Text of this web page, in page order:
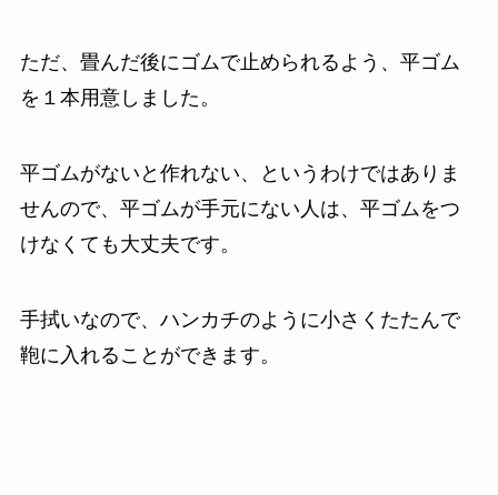
ただ、畳んだ後にゴムで止められるよう、平ゴム
を１本用意しました。
平ゴムがないと作れない、というわけではありま
せんので、平ゴムが手元にない人は、平ゴムをつ
けなくても大丈夫です。
手拭いなので、ハンカチのように小さくたたんで
鞄に入れることができます。